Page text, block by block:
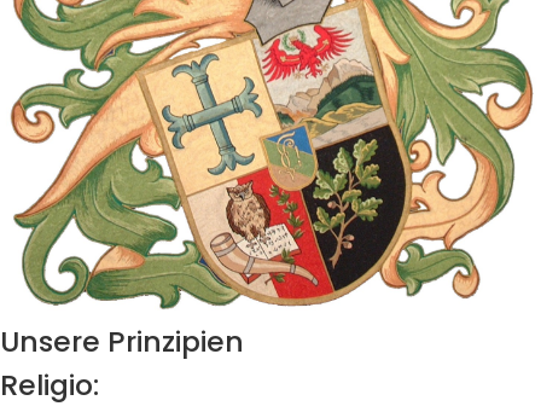
Unsere Prinzipien
Religio: